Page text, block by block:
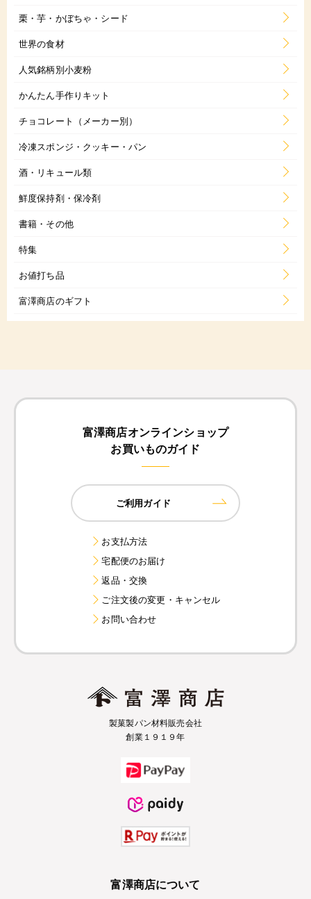
栗・芋・かぼちゃ・シード
世界の食材
人気銘柄別小麦粉
かんたん手作りキット
チョコレート（メーカー別）
冷凍スポンジ・クッキー・パン
酒・リキュール類
鮮度保持剤・保冷剤
書籍・その他
特集
お値打ち品
富澤商店のギフト
富澤商店オンラインショップ
お買いものガイド
ご利用ガイド
お支払方法
宅配便のお届け
返品・交換
ご注文後の変更・キャンセル
お問い合わせ
製菓製パン材料販売会社
創業１９１９年
富澤商店について